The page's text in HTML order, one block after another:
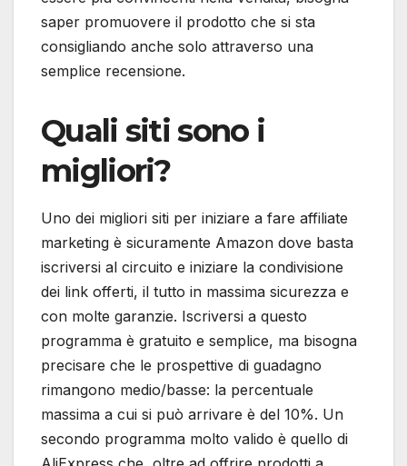
saper promuovere il prodotto che si sta
consigliando anche solo attraverso una
semplice recensione.
Quali siti sono i
migliori?
Uno dei migliori siti per iniziare a fare affiliate
marketing è sicuramente Amazon dove basta
iscriversi al circuito e iniziare la condivisione
dei link offerti, il tutto in massima sicurezza e
con molte garanzie. Iscriversi a questo
programma è gratuito e semplice, ma bisogna
precisare che le prospettive di guadagno
rimangono medio/basse: la percentuale
massima a cui si può arrivare è del 10%. Un
secondo programma molto valido è quello di